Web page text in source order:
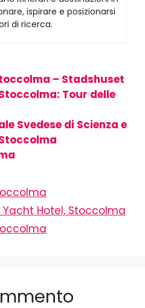
ispirare e posizionarsi
di ricerca.
– Stadshuset
Tour delle
Svedese di Scienza e
Hotel, Stoccolma